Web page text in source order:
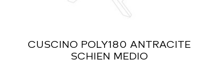
CUSCINO POLY180 ANTRACITE
SCHIEN MEDIO